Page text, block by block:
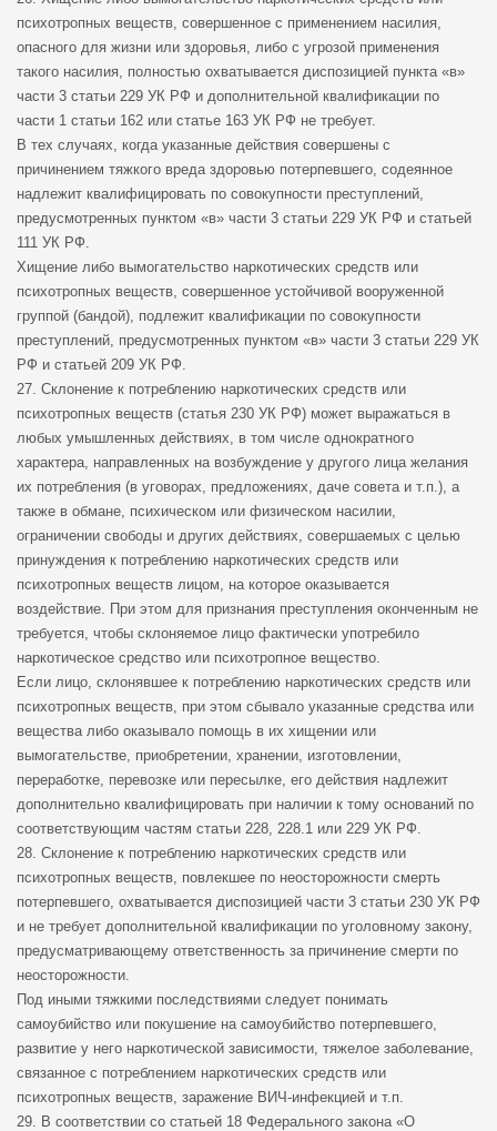
психотропных веществ, совершенное с применением насилия,
опасного для жизни или здоровья, либо с угрозой применения
такого насилия, полностью охватывается диспозицией пункта «в»
части 3 статьи 229 УК РФ и дополнительной квалификации по
части 1 статьи 162 или статье 163 УК РФ не требует.
В тех случаях, когда указанные действия совершены с
причинением тяжкого вреда здоровью потерпевшего, содеянное
надлежит квалифицировать по совокупности преступлений,
предусмотренных пунктом «в» части 3 статьи 229 УК РФ и статьей
111 УК РФ.
Хищение либо вымогательство наркотических средств или
психотропных веществ, совершенное устойчивой вооруженной
группой (бандой), подлежит квалификации по совокупности
преступлений, предусмотренных пунктом «в» части 3 статьи 229 УК
РФ и статьей 209 УК РФ.
27. Склонение к потреблению наркотических средств или
психотропных веществ (статья 230 УК РФ) может выражаться в
любых умышленных действиях, в том числе однократного
характера, направленных на возбуждение у другого лица желания
их потребления (в уговорах, предложениях, даче совета и т.п.), а
также в обмане, психическом или физическом насилии,
ограничении свободы и других действиях, совершаемых с целью
принуждения к потреблению наркотических средств или
психотропных веществ лицом, на которое оказывается
воздействие. При этом для признания преступления оконченным не
требуется, чтобы склоняемое лицо фактически употребило
наркотическое средство или психотропное вещество.
Если лицо, склонявшее к потреблению наркотических средств или
психотропных веществ, при этом сбывало указанные средства или
вещества либо оказывало помощь в их хищении или
вымогательстве, приобретении, хранении, изготовлении,
переработке, перевозке или пересылке, его действия надлежит
дополнительно квалифицировать при наличии к тому оснований по
соответствующим частям статьи 228, 228.1 или 229 УК РФ.
28. Склонение к потреблению наркотических средств или
психотропных веществ, повлекшее по неосторожности смерть
потерпевшего, охватывается диспозицией части 3 статьи 230 УК РФ
и не требует дополнительной квалификации по уголовному закону,
предусматривающему ответственность за причинение смерти по
неосторожности.
Под иными тяжкими последствиями следует понимать
самоубийство или покушение на самоубийство потерпевшего,
развитие у него наркотической зависимости, тяжелое заболевание,
связанное с потреблением наркотических средств или
психотропных веществ, заражение ВИЧ-инфекцией и т.п.
29. В соответствии со статьей 18 Федерального закона «О